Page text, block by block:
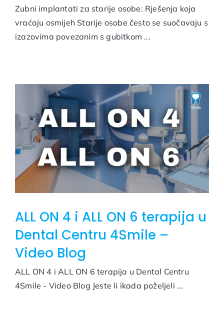
Zubni implantati za starije osobe: Rješenja koja
vraćaju osmijeh Starije osobe često se suočavaju s
izazovima povezanim s gubitkom ...
ALL ON 4 i ALL ON 6 terapija u
Dental Centru 4Smile –
Video Blog
ALL ON 4 i ALL ON 6 terapija u Dental Centru
4Smile - Video Blog Jeste li ikada poželjeli ...